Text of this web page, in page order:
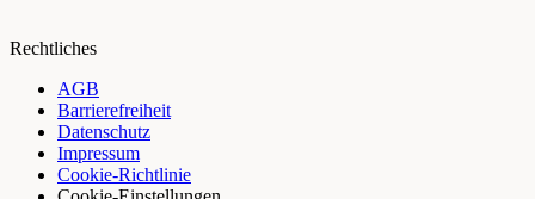
Rechtliches
AGB
Barrierefreiheit
Datenschutz
Impressum
Cookie-Richtlinie